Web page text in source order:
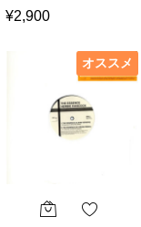
¥2,900
オススメ